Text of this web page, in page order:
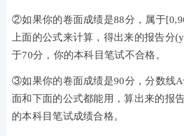
②如果你的卷面成绩是88分，属于
上面的公式来计算，得出来的报告分
于70分，你的本科目笔试不合格。
③如果你的卷面成绩是90分，分数线
面和下面的公式都能用，算出来的报
的本科目笔试成绩合格。